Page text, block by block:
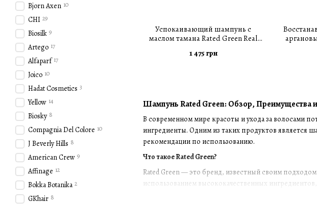
Шампунь Rated Green: Обзор, Преимущества
В современном мире красоты и ухода за волосами
ингредиенты. Одним из таких продуктов является
рекомендации по использованию.
Что такое Rated Green?
Rated Green — это бренд, известный своим
использованием высококачественных
Успокаивающий шампунь с
маслом тамана Rated Green Real
Soothing Scalp Shampoo 400 мл
1 475 грн
Bjorn Axen 10
CHI 29
Biosilk 9
Artego 17
Alfaparf 17
Joico 10
Hadat Cosmetics 3
Yellow 14
Biosky 8
Compagnia Del Colore 10
J Beverly Hills 8
American Crew 9
Affinage 12
Bokka Botanika 2
GKhair 8